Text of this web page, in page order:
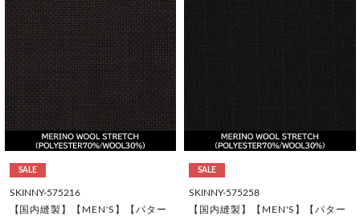
SALE
SKINNY-575216
【国内縫製】【MEN'S】【パター
SALE
SKINNY-575258
【国内縫製】【MEN'S】【パター